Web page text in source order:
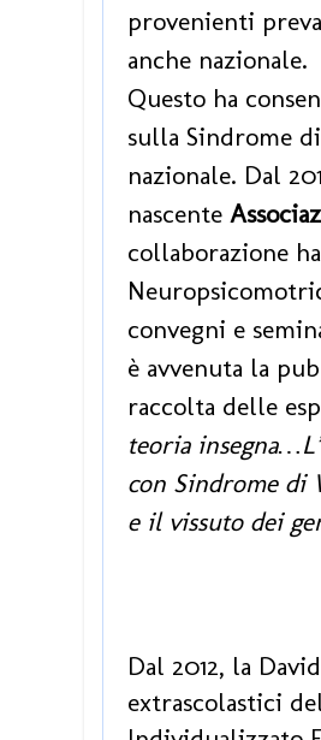
provenienti
anche nazionale.
Questo ha
sulla Sindrome
nazionale. Dal
nascente
collaborazione
convegni e
è avvenuta la
raccolta delle
teoria
con Sindrome di
e il vissuto dei
Dal 2012, la
extrascolastici